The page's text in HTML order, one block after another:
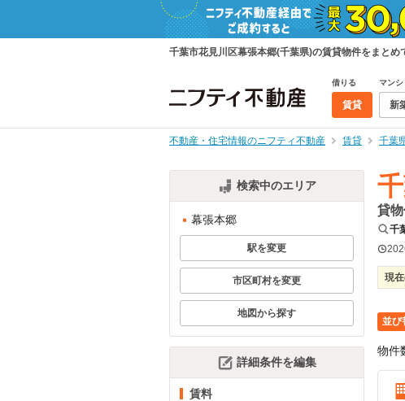
千葉市花見川区幕張本郷(千葉県)の賃貸物件をまと
借りる
賃貸
マンシ
新
不動産・住宅情報のニフティ不動産 賃貸 千葉
検索中のエリア
幕張本郷
駅を変更
市区町村を変更
地図から探す
詳細条件を編集
賃料
貸
千
現
並び
物件